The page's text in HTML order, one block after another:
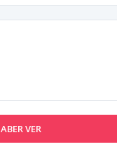
VER